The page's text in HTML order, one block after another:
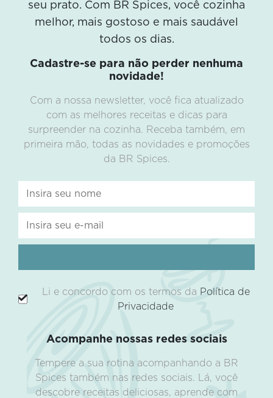
seu prato. Com BR Spices, você cozinha
melhor, mais gostoso e mais saudável
todos os dias.
Cadastre-se para não perder nenhuma
novidade!
Com a nossa newsletter, você fica atualizado
com as melhores receitas e dicas para
surpreender na cozinha. Receba também, em
primeira mão, todas as novidades e promoções
da BR Spices.
Li e concordo com os termos da Política de
Privacidade
Acompanhe nossas redes sociais
Tempere a sua rotina acompanhando a BR
Spices também nas redes sociais. Lá, você
descobre receitas deliciosas, aprende com